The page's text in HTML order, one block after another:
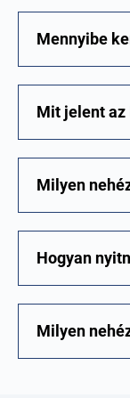
Mennyibe
Mit jelent az
Milyen
Hogyan
Milyen